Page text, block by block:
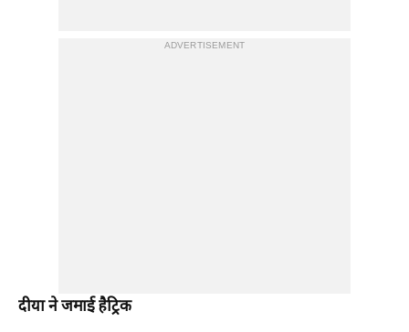
ADVERTISEMENT
दीया ने जमाई हैट्रिक